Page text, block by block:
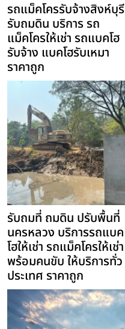
รถแม็คโครรับจ้างสิงห์บุรี
รับถมดิน บริการ รถ
แม็คโครให้เช่า รถแบคโฮ
รับจ้าง แบคโฮรับเหมา
ราคาถูก
รับถมที่ ถมดิน ปรับพื้นที่
นครหลวง บริการรถแบค
โฮให้เช่า รถแม็คโครให้เช่า
พร้อมคนขับ ให้บริการทั่ว
ประเทศ ราคาถูก